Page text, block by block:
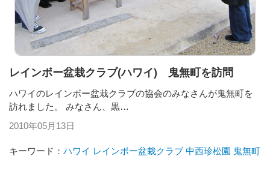
レインボー盆栽クラブ(ハワイ) 鬼無町を訪問
ハワイのレインボー盆栽クラブの協会のみなさんが鬼無町を
訪れました。 みなさん、黒…
2010年05月13日
キーワード： ハワイ レインボー盆栽クラブ 中西珍松園 鬼無町